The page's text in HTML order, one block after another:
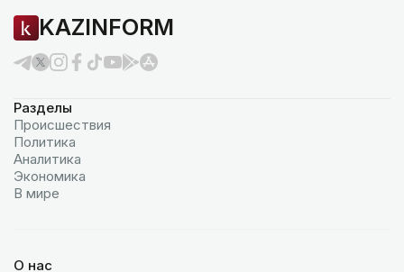
KAZINFORM
Разделы
Происшествия
Политика
Аналитика
Экономика
В мире
О нас